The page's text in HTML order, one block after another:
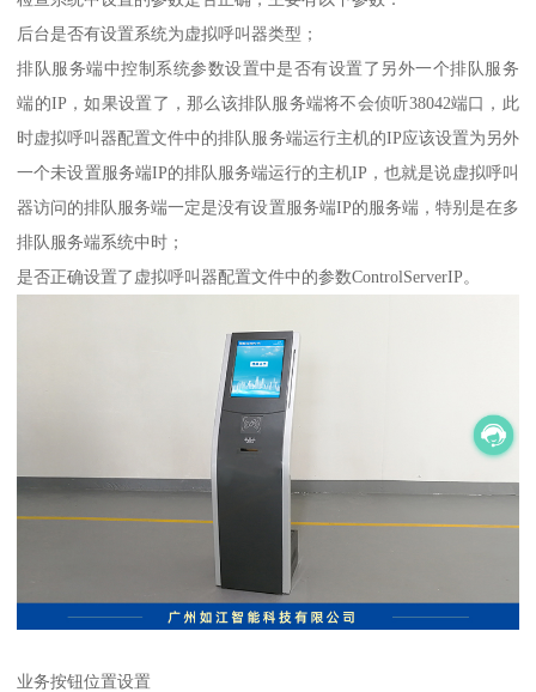
后台是否有设置系统为虚拟呼叫器类型；
排队服务端中控制系统参数设置中是否有设置了另外一个排队服务
端的IP，如果设置了，那么该排队服务端将不会侦听38042端口，此
时虚拟呼叫器配置文件中的排队服务端运行主机的IP应该设置为另外
一个未设置服务端IP的排队服务端运行的主机IP，也就是说虚拟呼叫
器访问的排队服务端一定是没有设置服务端IP的服务端，特别是在多
排队服务端系统中时；
是否正确设置了虚拟呼叫器配置文件中的参数ControlServerIP。
业务按钮位置设置